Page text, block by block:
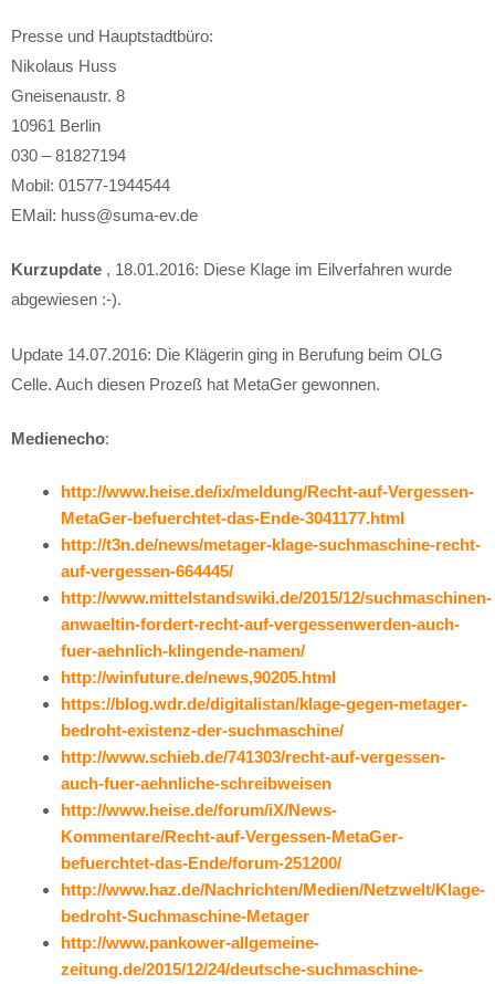
Presse und Hauptstadtbüro:
Nikolaus Huss
Gneisenaustr. 8
10961 Berlin
030 – 81827194
Mobil: 01577-1944544
EMail: huss@suma-ev.de
Kurzupdate , 18.01.2016: Diese Klage im Eilverfahren wurde
abgewiesen :-).
Update 14.07.2016: Die Klägerin ging in Berufung beim OLG
Celle. Auch diesen Prozeß hat MetaGer gewonnen.
Medienecho:
http://www.heise.de/ix/meldung/Recht-auf-Vergessen-
MetaGer-befuerchtet-das-Ende-3041177.html
http://t3n.de/news/metager-klage-suchmaschine-recht-
auf-vergessen-664445/
http://www.mittelstandswiki.de/2015/12/suchmaschinen-
anwaeltin-fordert-recht-auf-vergessenwerden-auch-
fuer-aehnlich-klingende-namen/
http://winfuture.de/news,90205.html
https://blog.wdr.de/digitalistan/klage-gegen-metager-
bedroht-existenz-der-suchmaschine/
http://www.schieb.de/741303/recht-auf-vergessen-
auch-fuer-aehnliche-schreibweisen
http://www.heise.de/forum/iX/News-
Kommentare/Recht-auf-Vergessen-MetaGer-
befuerchtet-das-Ende/forum-251200/
http://www.haz.de/Nachrichten/Medien/Netzwelt/Klage-
bedroht-Suchmaschine-Metager
http://www.pankower-allgemeine-
zeitung.de/2015/12/24/deutsche-suchmaschine-